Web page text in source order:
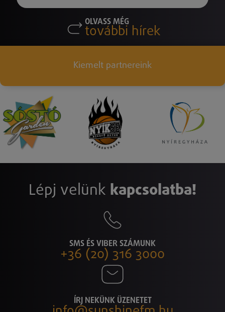
OLVASS MÉG
további hírek
Kiemelt partnereink
Lépj velünk kapcsolatba!
SMS ÉS VIBER SZÁMUNK
+36 (20) 316 3000
ÍRJ NEKÜNK ÜZENETET